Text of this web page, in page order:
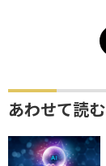
あわせて読む